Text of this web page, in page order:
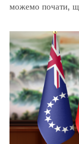
можемо почати,